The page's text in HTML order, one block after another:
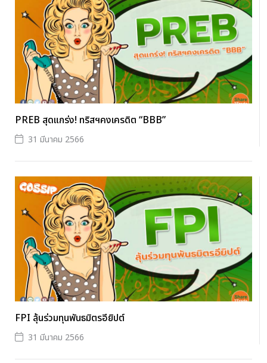
PREB สุดแกร่ง! ทริสฯคงเครดิต “BBB”
31 มีนาคม 2566
FPI ลุ้นร่วมทุนพันธมิตรอียิปต์
31 มีนาคม 2566